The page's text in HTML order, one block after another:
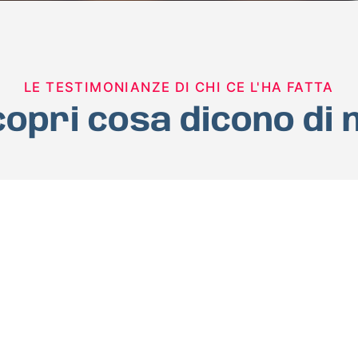
LE TESTIMONIANZE DI CHI CE L'HA FATTA
cosa dicono di